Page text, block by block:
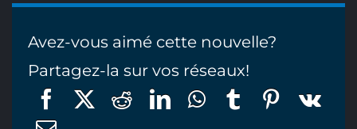
Avez-vous aimé cette nouvelle?
Partagez-la sur vos réseaux!